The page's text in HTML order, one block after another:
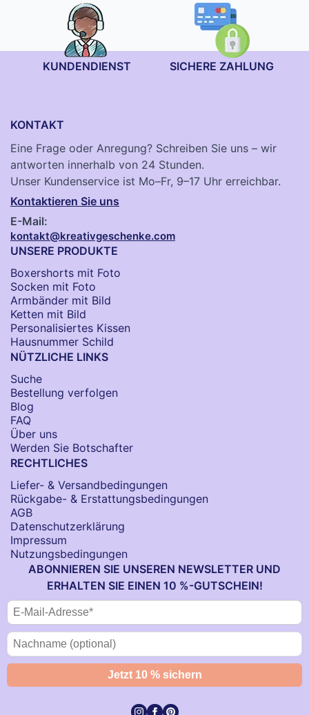
KUNDENDIENST SICHERE ZAHLUNG
KONTAKT
Eine Frage oder Anregung? Schreiben Sie uns – wir
antworten innerhalb von 24 Stunden.
Unser Kundenservice ist Mo–Fr, 9–17 Uhr erreichbar.
Kontaktieren Sie uns
E-Mail:
kontakt@kreativgeschenke.com
UNSERE PRODUKTE
Boxershorts mit Foto
Socken​ mit Foto
Armbänder mit Bild​
Ketten mit Bild
Personalisiertes Kissen
Hausnummer Schild
NÜTZLICHE LINKS
Suche
Bestellung verfolgen
Blog
FAQ
Über uns
Werden Sie Botschafter
RECHTLICHES
Liefer- & Versandbedingungen
Rückgabe- & Erstattungsbedingungen
AGB
Datenschutzerklärung
Impressum
Nutzungsbedingungen
ABONNIEREN SIE UNSEREN NEWSLETTER UND
ERHALTEN SIE EINEN 10 %-GUTSCHEIN!